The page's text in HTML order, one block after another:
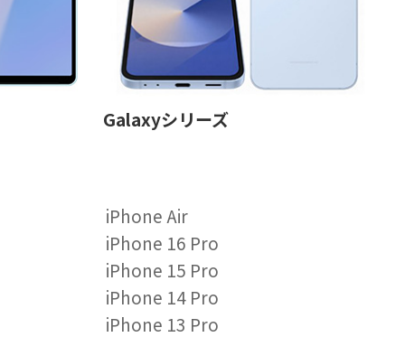
Galaxyシリーズ
iPhone Air
iPhone 16 Pro
iPhone 15 Pro
iPhone 14 Pro
iPhone 13 Pro